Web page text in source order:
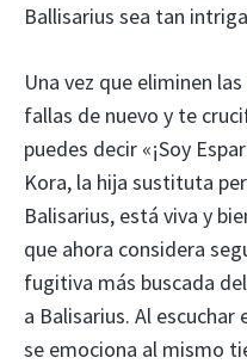
Ballisarius sea tan
Una vez que eliminen
fallas de nuevo y te
puedes decir «¡Soy
Kora, la hija sustituta
Balisarius, está viva y
que ahora considera
fugitiva más buscada
a Balisarius. Al
se emociona al mismo